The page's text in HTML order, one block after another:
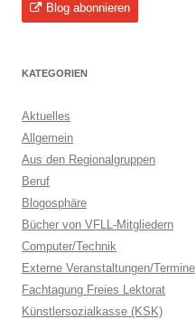
Blog abonnieren
KATEGORIEN
Aktuelles
Allgemein
Aus den Regionalgruppen
Beruf
Blogosphäre
Bücher von VFLL-Mitgliedern
Computer/Technik
Externe Veranstaltungen/Termine
Fachtagung Freies Lektorat
Künstlersozialkasse (KSK)